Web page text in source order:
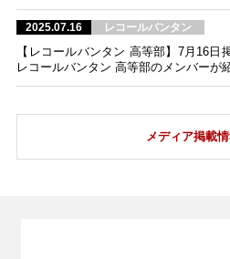
2025.07.16 レコールバンタン
【レコールバンタン 高等部】7月16
レコールバンタン 高等部のメンバーが
メディア掲載